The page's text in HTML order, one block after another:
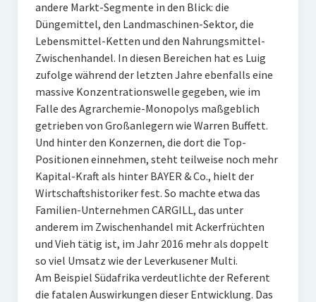
andere Markt-Segmente in den Blick: die
Düngemittel, den Landmaschinen-Sektor, die
Lebensmittel-Ketten und den Nahrungsmittel-
Zwischenhandel. In diesen Bereichen hat es Luig
zufolge während der letzten Jahre ebenfalls eine
massive Konzentrationswelle gegeben, wie im
Falle des Agrarchemie-Monopolys maßgeblich
getrieben von Großanlegern wie Warren Buffett.
Und hinter den Konzernen, die dort die Top-
Positionen einnehmen, steht teilweise noch mehr
Kapital-Kraft als hinter BAYER & Co., hielt der
Wirtschaftshistoriker fest. So machte etwa das
Familien-Unternehmen CARGILL, das unter
anderem im Zwischenhandel mit Ackerfrüchten
und Vieh tätig ist, im Jahr 2016 mehr als doppelt
so viel Umsatz wie der Leverkusener Multi.
Am Beispiel Südafrika verdeutlichte der Referent
die fatalen Auswirkungen dieser Entwicklung. Das